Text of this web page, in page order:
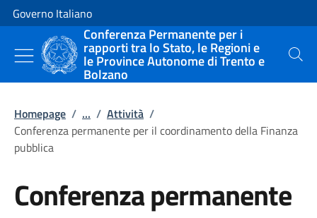
Vai al contenuto
Vai alla navigazione del sito
Governo Italiano
Conferenza Permanente per i
rapporti tra lo Stato, le Regioni e
le Province Autonome di Trento e
Bolzano
Cerca
Homepage / ... / Attività /
Conferenza permanente per il coordinamento della Finanza
pubblica
Conferenza permanente